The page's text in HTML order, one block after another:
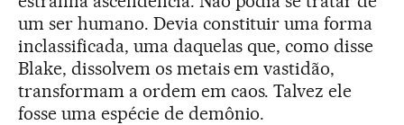
um ser humano. Devia constituir uma forma
inclassificada, uma daquelas que, como disse
Blake, dissolvem os metais em vastidão,
transformam a ordem em caos. Talvez ele
fosse uma espécie de demônio.